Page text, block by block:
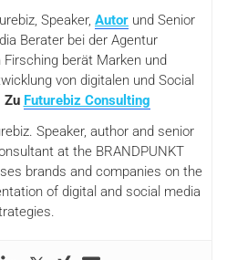
Speaker, Autor und Senior
Berater bei der Agentur
Firsching berät Marken und
von digitalen und Social
Zu Futurebiz Consulting
Speaker, author and senior
at the BRANDPUNKT
brands and companies on the
of digital and social media